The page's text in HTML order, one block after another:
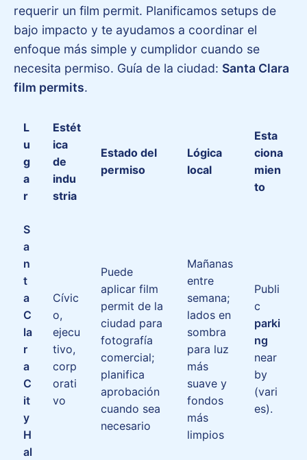
requerir un film permit. Planificamos setups de
bajo impacto y te ayudamos a coordinar el
enfoque más simple y cumplidor cuando se
necesita permiso. Guía de la ciudad: Santa Clara
film permits.
L
u
g
a
r
Estét
ica
de
indu
stria
Estado del
permiso
Lógica
local
Esta
ciona
mien
to
S
a
n
t
a
C
la
r
a
C
it
y
H
al
Cívic
o,
ejecu
tivo,
corp
orati
vo
Puede
aplicar film
permit de la
ciudad para
fotografía
comercial;
planifica
aprobación
cuando sea
necesario
Mañanas
entre
semana;
lados en
sombra
para luz
más
suave y
fondos
más
limpios
Publi
c
parki
ng
near
by
(vari
es).